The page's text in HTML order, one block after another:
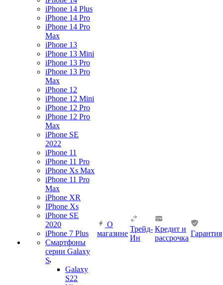
iPhone 14 Plus
iPhone 14 Pro
iPhone 14 Pro
Max
iPhone 13
iPhone 13 Mini
iPhone 13 Pro
iPhone 13 Pro
Max
iPhone 12
iPhone 12 Mini
iPhone 12 Pro
iPhone 12 Pro
Max
iPhone SE
2022
iPhone 11
iPhone 11 Pro
iPhone Xs Max
iPhone 11 Pro
Max
iPhone XR
IPhone Xs
iPhone SE
2020
iPhone 7 Plus
Смартфоны
серии Galaxy
S
Galaxy
S22
О
магазине
Трейд-
Ин
Кредит и
рассрочка
Гарантия